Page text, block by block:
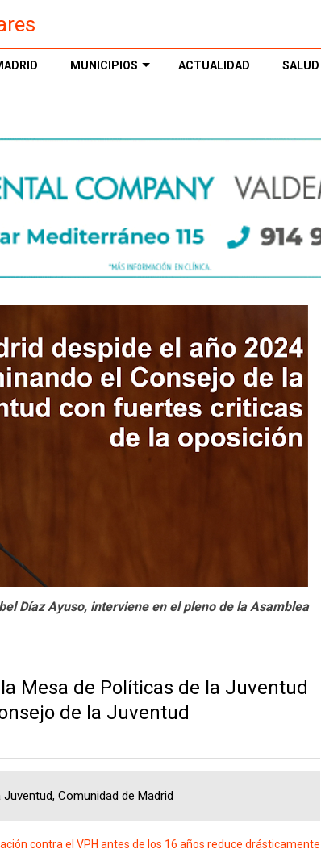
MUNICIPIOS ACTUALIDAD SALUD
Díaz Ayuso, interviene en el pleno de la Asamblea
Mesa de Políticas de la Juventud
de la Juventud
Comunidad de Madrid
contra el VPH antes de los 16 años reduce drásticamente